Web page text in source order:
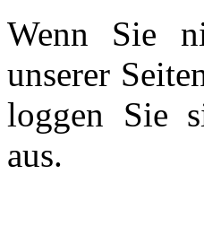
Wenn Sie
unserer
loggen Sie
aus.